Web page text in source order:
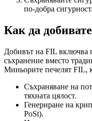
по-добра сигурност.
Как да
Добивът на FIL включва
съхранение вместо
Миньорите печелят FIL,
Съхраняване на
тяхната цялост.
Генериране на
PoSt).